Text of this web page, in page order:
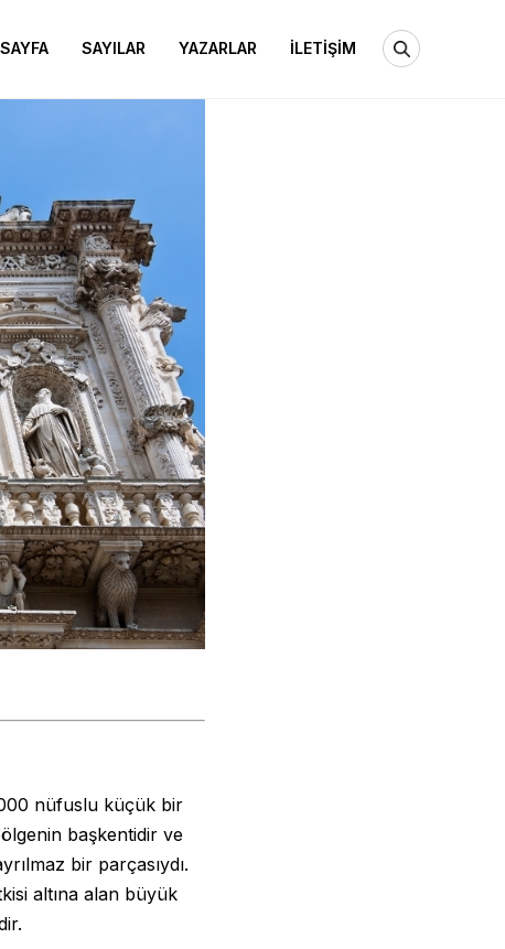
SAYILAR YAZARLAR İLETİŞİM
nüfuslu küçük bir
başkentidir ve
bir parçasıydı.
altına alan büyük